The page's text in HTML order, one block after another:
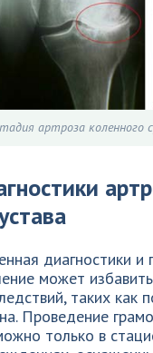
артроза коленного
диагностики и
может
таких как
Проведение
только в